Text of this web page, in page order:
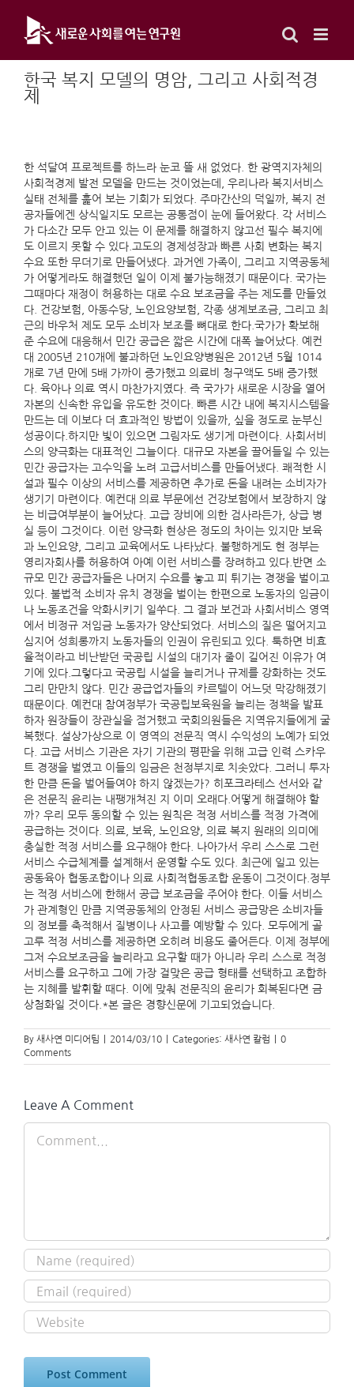
content
한국 복지 모델의 명암, 그리고 사회적경
제
한 석달여 프로젝트를 하느라 눈코 뜰 새 없었다. 한 광역지자체의
사회적경제 발전 모델을 만드는 것이었는데, 우리나라 복지서비스
실태 전체를 훑어 보는 기회가 되었다. 주마간산의 덕일까, 복지 전
공자들에겐 상식일지도 모르는 공통점이 눈에 들어왔다. 각 서비스
가 다소간 모두 안고 있는 이 문제를 해결하지 않고선 필수 복지에
도 이르지 못할 수 있다.고도의 경제성장과 빠른 사회 변화는 복지
수요 또한 무더기로 만들어냈다. 과거엔 가족이, 그리고 지역공동체
가 어떻게라도 해결했던 일이 이제 불가능해졌기 때문이다. 국가는
그때마다 재정이 허용하는 대로 수요 보조금을 주는 제도를 만들었
다. 건강보험, 아동수당, 노인요양보험, 각종 생계보조금, 그리고 최
근의 바우처 제도 모두 소비자 보조를 뼈대로 한다.국가가 확보해
준 수요에 대응해서 민간 공급은 짧은 시간에 대폭 늘어났다. 예컨
대 2005년 210개에 불과하던 노인요양병원은 2012년 5월 1014
개로 7년 만에 5배 가까이 증가했고 의료비 청구액도 5배 증가했
다. 육아나 의료 역시 마찬가지였다. 즉 국가가 새로운 시장을 열어
자본의 신속한 유입을 유도한 것이다. 빠른 시간 내에 복지시스템을
만드는 데 이보다 더 효과적인 방법이 있을까, 싶을 정도로 눈부신
성공이다.하지만 빛이 있으면 그림자도 생기게 마련이다. 사회서비
스의 양극화는 대표적인 그늘이다. 대규모 자본을 끌어들일 수 있는
민간 공급자는 고수익을 노려 고급서비스를 만들어냈다. 쾌적한 시
설과 필수 이상의 서비스를 제공하면 추가로 돈을 내려는 소비자가
생기기 마련이다. 예컨대 의료 부문에선 건강보험에서 보장하지 않
는 비급여부분이 늘어났다. 고급 장비에 의한 검사라든가, 상급 병
실 등이 그것이다. 이런 양극화 현상은 정도의 차이는 있지만 보육
과 노인요양, 그리고 교육에서도 나타났다. 불행하게도 현 정부는
영리자회사를 허용하여 아예 이런 서비스를 장려하고 있다.반면 소
규모 민간 공급자들은 나머지 수요를 놓고 피 튀기는 경쟁을 벌이고
있다. 불법적 소비자 유치 경쟁을 벌이는 한편으로 노동자의 임금이
나 노동조건을 악화시키기 일쑤다. 그 결과 보건과 사회서비스 영역
에서 비정규 저임금 노동자가 양산되었다. 서비스의 질은 떨어지고
심지어 성희롱까지 노동자들의 인권이 유린되고 있다. 툭하면 비효
율적이라고 비난받던 국공립 시설의 대기자 줄이 길어진 이유가 여
기에 있다.그렇다고 국공립 시설을 늘리거나 규제를 강화하는 것도
그리 만만치 않다. 민간 공급업자들의 카르텔이 어느덧 막강해졌기
때문이다. 예컨대 참여정부가 국공립보육원을 늘리는 정책을 발표
하자 원장들이 장관실을 점거했고 국회의원들은 지역유지들에게 굴
복했다. 설상가상으로 이 영역의 전문직 역시 수익성의 노예가 되었
다. 고급 서비스 기관은 자기 기관의 평판을 위해 고급 인력 스카우
트 경쟁을 벌였고 이들의 임금은 천정부지로 치솟았다. 그러니 투자
한 만큼 돈을 벌어들여야 하지 않겠는가? 히포크라테스 선서와 같
은 전문직 윤리는 내팽개쳐진 지 이미 오래다.어떻게 해결해야 할
까? 우리 모두 동의할 수 있는 원칙은 적정 서비스를 적정 가격에
공급하는 것이다. 의료, 보육, 노인요양, 의료 복지 원래의 의미에
충실한 적정 서비스를 요구해야 한다. 나아가서 우리 스스로 그런
서비스 수급체계를 설계해서 운영할 수도 있다. 최근에 일고 있는
공동육아 협동조합이나 의료 사회적협동조합 운동이 그것이다.정부
는 적정 서비스에 한해서 공급 보조금을 주어야 한다. 이들 서비스
가 관계형인 만큼 지역공동체의 안정된 서비스 공급망은 소비자들
의 정보를 축적해서 질병이나 사고를 예방할 수 있다. 모두에게 골
고루 적정 서비스를 제공하면 오히려 비용도 줄어든다. 이제 정부에
그저 수요보조금을 늘리라고 요구할 때가 아니라 우리 스스로 적정
서비스를 요구하고 그에 가장 걸맞은 공급 형태를 선택하고 조합하
는 지혜를 발휘할 때다. 이에 맞춰 전문직의 윤리가 회복된다면 금
상첨화일 것이다.*본 글은 경향신문에 기고되었습니다.
By 새사연 미디어팀 2014/03/10 Categories: 새사연 칼럼
0
Comments
Leave A Comment